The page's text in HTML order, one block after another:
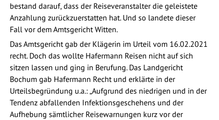
bestand darauf, dass der Reiseveranstalter die geleistete
Anzahlung zurückzuerstatten hat. Und so landete dieser
Fall vor dem Amtsgericht Witten.
Das Amtsgericht gab der Klägerin im Urteil vom 16.02.2021
recht. Doch das wollte Hafermann Reisen nicht auf sich
sitzen lassen und ging in Berufung. Das Landgericht
Bochum gab Hafermann Recht und erklärte in der
Urteilsbegründung u.a.: „Aufgrund des niedrigen und in der
Tendenz abfallenden Infektionsgeschehens und der
Aufhebung sämtlicher Reisewarnungen kurz vor der